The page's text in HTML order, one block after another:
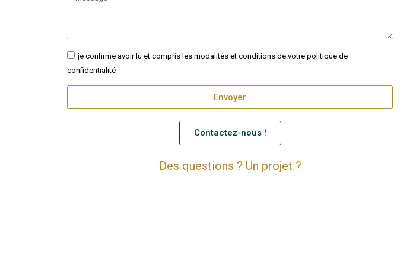
je confirme avoir lu et compris les modalités et conditions de votre politique de
confidentialité
Envoyer
Contactez-nous !
Des questions ? Un projet ?